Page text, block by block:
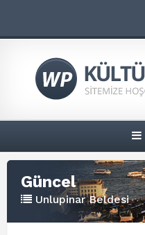
Güncel
Unlupinar Beldesi